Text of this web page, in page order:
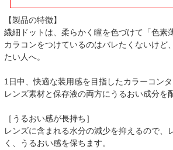
【製品の特徴】
繊細ドットは、柔らかく瞳を色づけて「色素
カラコンをつけているのはバレたくないけど
たい人へ。
1日中、快適な装用感を目指したカラーコン
レンズ素材と保存液の両方にうるおい成分を
［うるおい感が長持ち］
レンズに含まれる水分の減少を抑えるので、
く、うるおい感を保ちます。